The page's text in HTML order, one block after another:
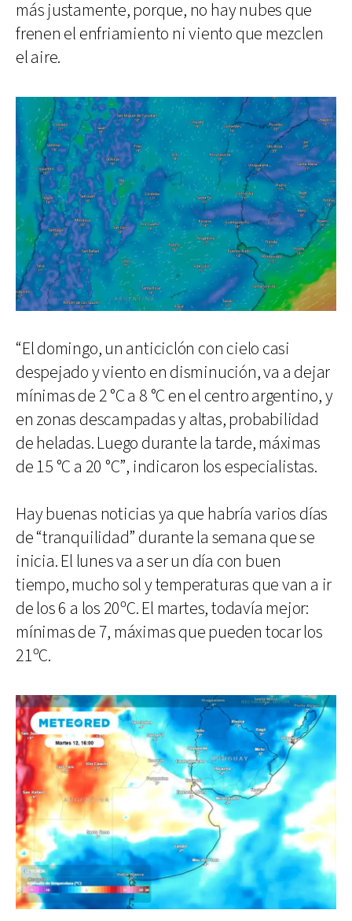
más justamente, porque, no hay nubes que
frenen el enfriamiento ni viento que mezclen
el aire.
“El domingo, un anticiclón con cielo casi
despejado y viento en disminución, va a dejar
mínimas de 2 °C a 8 °C en el centro argentino, y
en zonas descampadas y altas, probabilidad
de heladas. Luego durante la tarde, máximas
de 15 °C a 20 °C”, indicaron los especialistas.
Hay buenas noticias ya que habría varios días
de “tranquilidad” durante la semana que se
inicia. El lunes va a ser un día con buen
tiempo, mucho sol y temperaturas que van a ir
de los 6 a los 20ºC. El martes, todavía mejor:
mínimas de 7, máximas que pueden tocar los
21ºC.